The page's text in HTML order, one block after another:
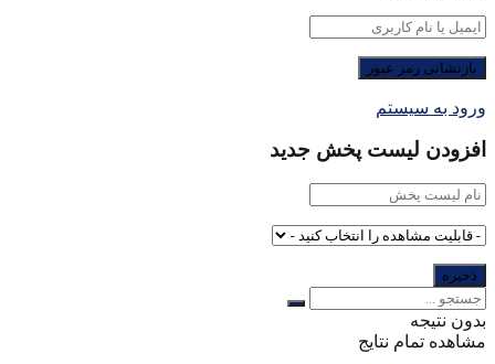
ورود به سیستم
افزودن لیست پخش جدید
بدون نتیجه
مشاهده تمام نتایج